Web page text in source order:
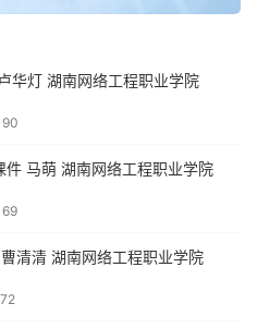
华灯 湖南网络工程职业学院
90
件 马萌 湖南网络工程职业学院
69
清清 湖南网络工程职业学院
72